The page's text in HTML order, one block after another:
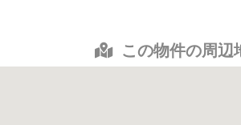
この物件の周辺